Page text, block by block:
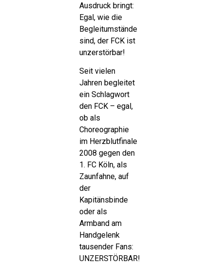
Ausdruck bringt:
Egal, wie die
Begleitumstände
sind, der FCK ist
unzerstörbar!
Seit vielen
Jahren begleitet
ein Schlagwort
den FCK – egal,
ob als
Choreographie
im Herzblutfinale
2008 gegen den
1. FC Köln, als
Zaunfahne, auf
der
Kapitänsbinde
oder als
Armband am
Handgelenk
tausender Fans:
UNZERSTÖRBAR!